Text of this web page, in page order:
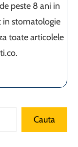
peste 8 ani in
in stomatologie
toate articolele
Cauta